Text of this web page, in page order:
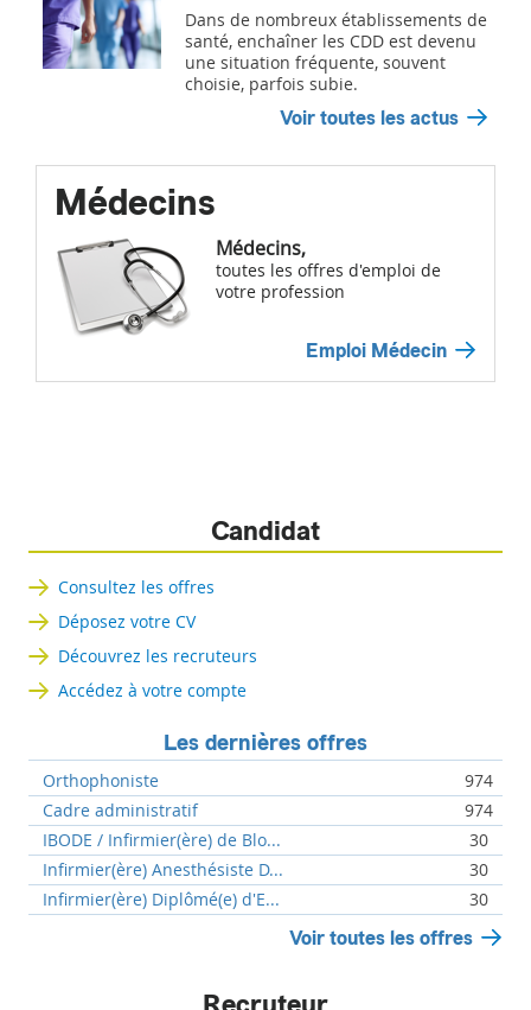
Dans de nombreux établissements de
santé, enchaîner les CDD est devenu
une situation fréquente, souvent
choisie, parfois subie.
Voir toutes les actus
Médecins
Médecins,
toutes les offres d'emploi de
votre profession
Emploi Médecin
Candidat
Consultez les offres
Déposez votre CV
Découvrez les recruteurs
Accédez à votre compte
Les dernières offres
Orthophoniste
974
Cadre administratif
974
IBODE / Infirmier(ère) de Blo...
30
Infirmier(ère) Anesthésiste D...
30
Infirmier(ère) Diplômé(e) d'E...
30
Voir toutes les offres